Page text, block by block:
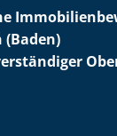
(Baden)